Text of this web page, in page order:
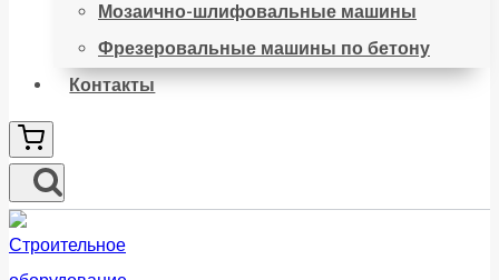
Мозаично-шлифовальные машины
Фрезеровальные машины по бетону
Контакты